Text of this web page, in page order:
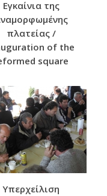
Εγκαίνια της
πλατείας /
of the
square
Υπερχείλιση